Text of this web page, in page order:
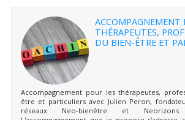
ACCOMPAGNEMENT
THÉRAPEUTES,
DU BIEN-ÊTRE ET
Accompagnement pour les thérapeutes,
être et particuliers avec Julien Peron,
réseaux Neo-bienêtre et